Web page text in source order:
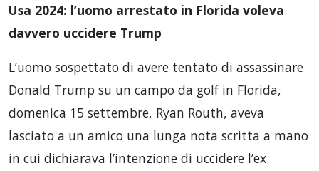
Usa 2024: l’uomo arrestato in Florida voleva
davvero uccidere Trump
L’uomo sospettato di avere tentato di assassinare
Donald Trump su un campo da golf in Florida,
domenica 15 settembre, Ryan Routh, aveva
lasciato a un amico una lunga nota scritta a mano
in cui dichiarava l’intenzione di uccidere l’ex